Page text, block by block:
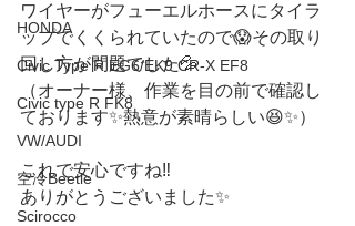
HONDA
Civic Type R EG6/EK9 CR-X EF8
Civic type R FK8
VW/AUDI
空冷Beetle
Scirocco
ワイヤーがフューエルホースにタイラ
ップでくくられていたので😱その取り
回し方が問題でした💦
（オーナー様、作業を目の前で確認し
ております✨熱意が素晴らしい😆✨）
これで安心ですね‼️
ありがとうございました✨